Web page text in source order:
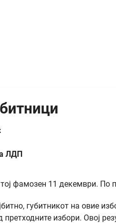
ЛДП
фамозен 11 декември. По
губитникот на овие
избори. Овој